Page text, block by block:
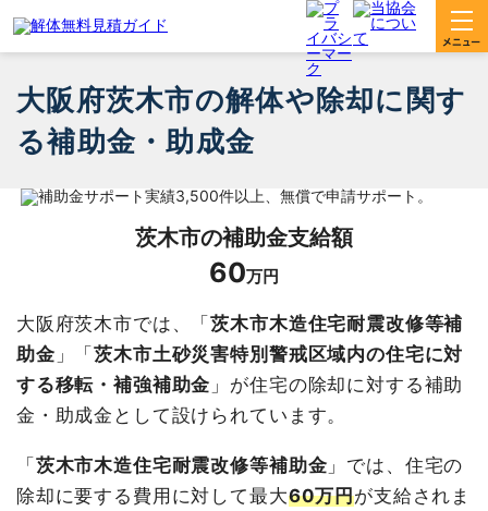
大阪府茨木市の解体や除却に関す
る補助金・助成金
茨木市の補助金支給額
60万円
大阪府茨木市では、「茨木市木造住宅耐震改修等補
助金 」「茨木市土砂災害特別警戒区域内の住宅に対
する移転・補強補助金 」が住宅の除却に対する補助
金・助成金として設けられています。
「茨木市木造住宅耐震改修等補助金 」では、住宅の
除却に要する費用に対して最大60万円が支給されま